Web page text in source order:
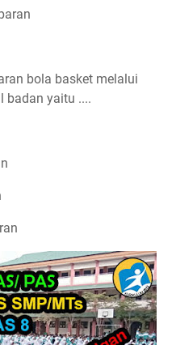
bola basket melalui
badan yaitu ....